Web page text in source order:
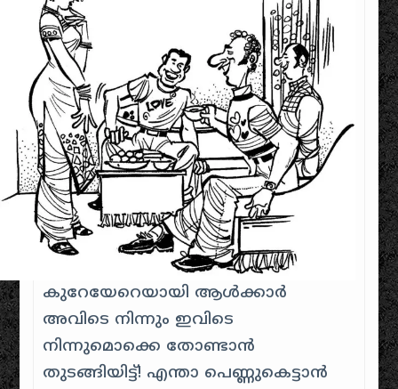
കുറേയേറെയായി ആള്‍ക്കാര്‍
അവിടെ നിന്നും ഇവിടെ
നിന്നുമൊക്കെ തോണ്ടാന്‍
തുടങ്ങിയിട്ട്! എന്താ പെണ്ണുകെട്ടാന്‍